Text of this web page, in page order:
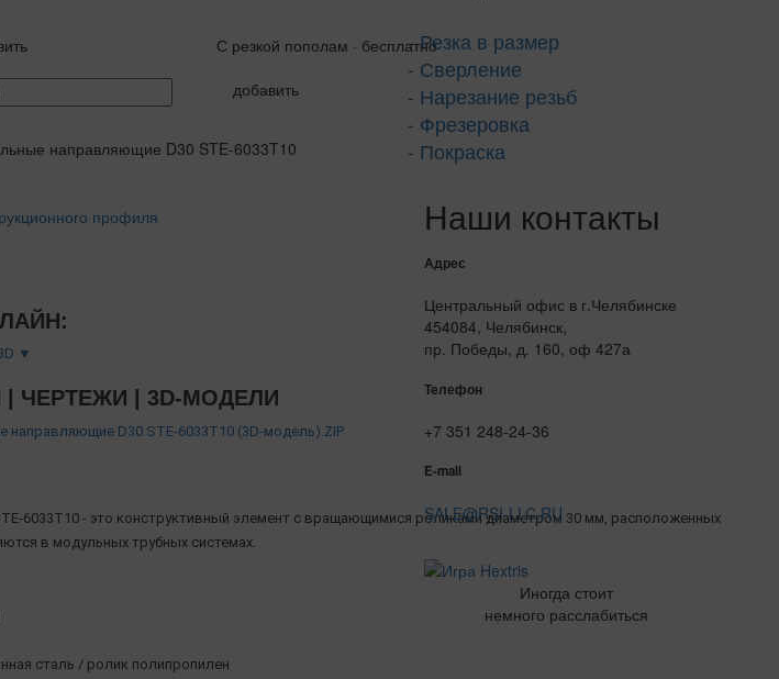
С резкой пополам · бесплатно
добавить
▼
ЧЕРТЕЖИ | 3D-МОДЕЛИ
направляющие D30 STE-6033T10 (3D-модель).ZIP
6033T10 - это конструктивный элемент с вращающимися роликами диаметром 30 мм, расположенных
в модульных трубных системах.
сталь / ролик полипропилен
- Резка в размер
- Сверление
- Нарезание резьб
- Фрезеровка
- Покраска
Наши контакты
Адрес
Центральный офис в г.Челябинске
454084, Челябинск,
пр. Победы, д. 160, оф 427а
Телефон
+7 351 248-24-36
E-mail
SALE@RSI-LLC.RU
Иногда стоит
немного расслабиться